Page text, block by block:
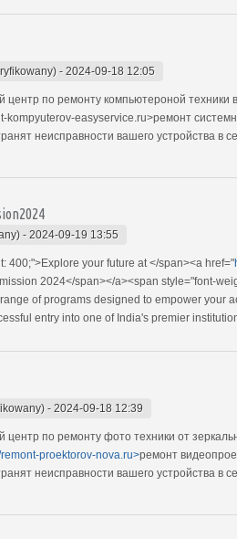
- 2024-09-18 12:05
по ремонту компьютероной техники в
easyservice.ru>ремонт
неисправности вашего устройства в
- 2024-09-19 13:55
400;">Explore your future at </span><a href="
2024</span></a><span style="font-
of programs designed to empower your
entry into one of India's premier
- 2024-09-18 12:39
по ремонту фото техники от
proektorov-nova.ru>ремонт
неисправности вашего устройства в